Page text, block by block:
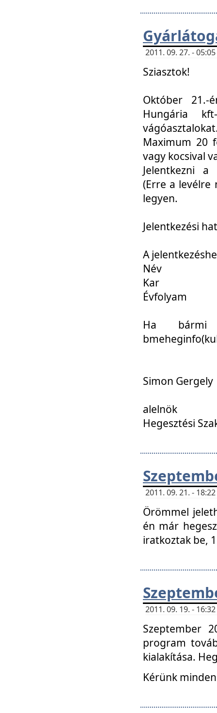
2011. 09. 27. -
Sziasztok!
Október 21.-
Hungária
Maximum 20
vagy kocsival
Jelentkezni a
(Erre a levélre
legyen.
Jelentkezési
A
Név
Kar
Évfolyam
Ha
Simon Gergely
alelnök
Hegesztési
2011. 09. 21. -
Örömmel
én már
iratkoztak be,
2011. 09. 19. -
Szeptember
program
kialakítása.
Kérünk